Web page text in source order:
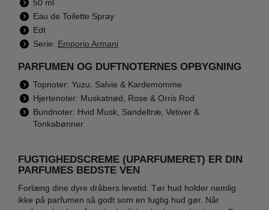
50 ml
Eau de Toilette Spray
Edt
Serie: Emporio Armani
PARFUMEN OG DUFTNOTERNES OPBYGNING
Topnoter: Yuzu, Salvie & Kardemomme
Hjertenoter: Muskatnød, Rose & Orris Rod
Bundnoter: Hvid Musk, Sandeltræ, Vetiver &
Tonkabønner
FUGTIGHEDSCREME (UPARFUMERET) ER DIN
PARFUMES BEDSTE VEN
Forlæng dine dyre dråbers levetid. Tør hud holder nemlig
ikke på parfumen så godt som en fugtig hud gør. Når